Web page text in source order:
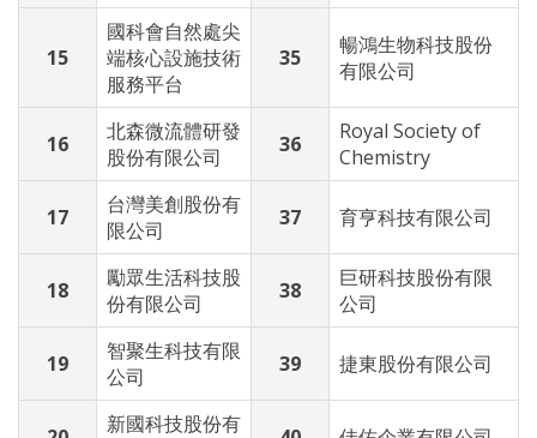
15
國科會自然處尖
端核心設施技術
服務平台
35
暢鴻生物科技股份
有限公司
16
北森微流體研發
股份有限公司
36
Royal Society of
Chemistry
17
台灣美創股份有
限公司
37 育亨科技有限公司
18
勵眾生活科技股
份有限公司
38
巨研科技股份有限
公司
19
智聚生科技有限
公司
39 捷東股份有限公司
新國科技股份有